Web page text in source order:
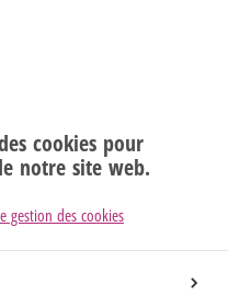
cookies pour
notre site web.
gestion des cookies